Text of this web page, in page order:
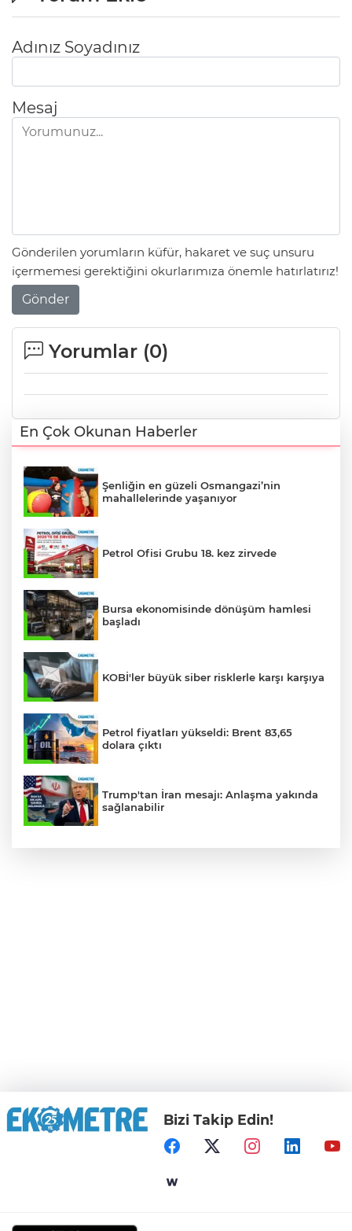
Adınız Soyadınız
Mesaj
Gönderilen yorumların küfür, hakaret ve suç unsuru
içermemesi gerektiğini okurlarımıza önemle hatırlatırız!
Gönder
Yorumlar (0)
En Çok Okunan Haberler
Şenliğin en güzeli Osmangazi’nin
mahallelerinde yaşanıyor
Petrol Ofisi Grubu 18. kez zirvede
Bursa ekonomisinde dönüşüm hamlesi
başladı
KOBİ'ler büyük siber risklerle karşı karşıya
Petrol fiyatları yükseldi: Brent 83,65
dolara çıktı
Trump'tan İran mesajı: Anlaşma yakında
sağlanabilir
Bizi Takip Edin!